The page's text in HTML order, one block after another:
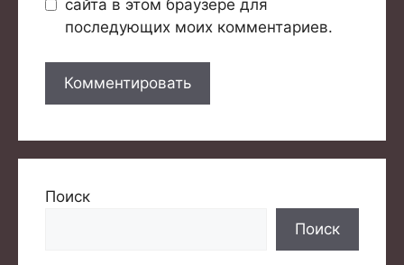
сайта в этом браузере для
последующих моих комментариев.
Поиск
Поиск